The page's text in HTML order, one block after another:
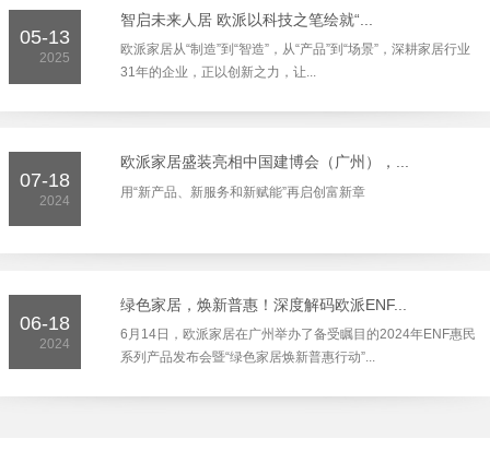
05-13
2025
‌智启未来人居 欧派以科技之笔绘就“...
欧派家居从“制造”到“智造”，从“产品”到“场景”，深耕家居行业
31年的企业，正以创新之力，让...
07-18
2024
欧派家居盛装亮相中国建博会（广州），...
用“新产品、新服务和新赋能”再启创富新章
06-18
2024
绿色家居，焕新普惠！深度解码欧派ENF...
6月14日，欧派家居在广州举办了备受瞩目的2024年ENF惠民
系列产品发布会暨“绿色家居焕新普惠行动”...